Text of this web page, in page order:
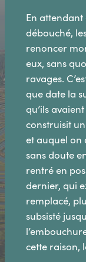
En
débouché,
renoncer
eux, sans
ravages.
que date la
qu’ils
construisit
et auquel on
sans doute
rentré en
dernier, qui
remplacé,
subsisté
cette raison,